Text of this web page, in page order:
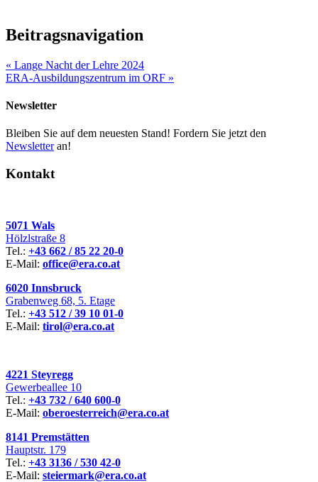
Beitragsnavigation
« Lange Nacht der Lehre 2024
ERA-Ausbildungszentrum im ORF »
Newsletter
Bleiben Sie auf dem neuesten Stand! Fordern Sie jetzt den
Newsletteran!
Kontakt
5071 Wals
Hölzlstraße 8
Tel.: +43 662 / 85 22 20-0
E-Mail: office@era.co.at
6020 Innsbruck
Grabenweg 68, 5. Etage
Tel.: +43 512 / 39 10 01-0
E-Mail: tirol@era.co.at
4221 Steyregg
Gewerbeallee 10
Tel.: +43 732 / 640 600-0
E-Mail: oberoesterreich@era.co.at
8141 Premstätten
Hauptstr. 179
Tel.: +43 3136 / 530 42-0
E-Mail: steiermark@era.co.at